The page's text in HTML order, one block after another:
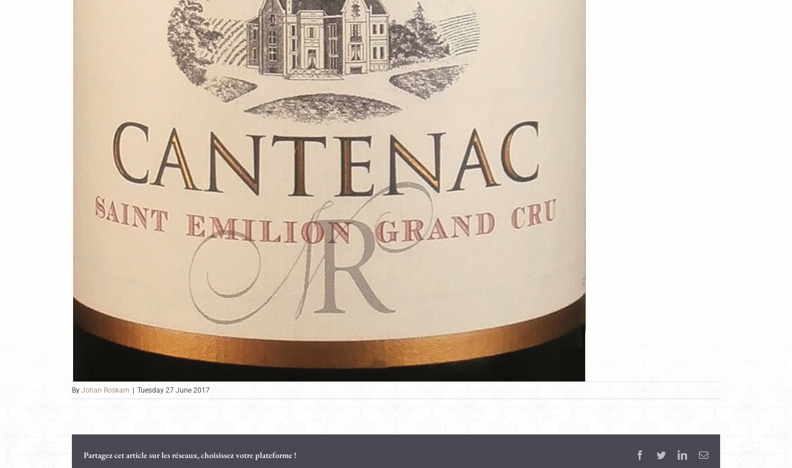
By Johan Roskam Tuesday 27 June 2017
Partagez cet article sur les réseaux, choisissez votre plateforme ! Facebook
TwitterLinkedInEmail